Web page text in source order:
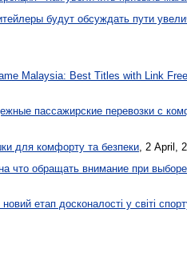
будут обсуждать пути
Malaysia: Best Titles with Link
пассажирские перевозки с
для комфорту та безпеки , 2 April,
что обращать внимание при
етап досконалості у світі